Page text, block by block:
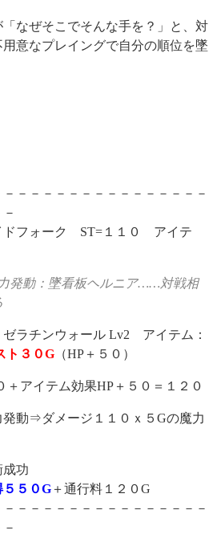
なぜそこでそんな手を？」と、対
意なプレイングで自分の順位を墜
－－－－－－－－－－－－－－－
フォーク ST=１１０ アイテ
発動：墜看板ヘルニア……対戦相
ラチンウォール Lv2 アイテム：
ト３０G （HP＋５０）
＋アイテム効果HP＋５０＝１２０
発動⇒ダメージ１１０ｘ５Gの魔力
成功
５０G ＋通行料１２０G
－－－－－－－－－－－－－－－